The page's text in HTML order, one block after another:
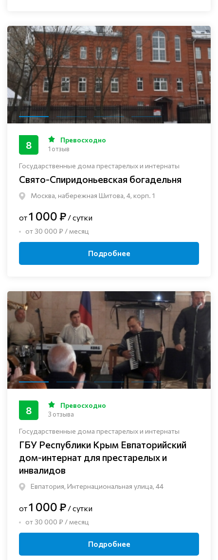
Государственные дома престарелых и интернаты
Свято-Спиридоньевская богадельня
Москва, набережная Шитова, 4, корп. 1
8 Превосходно
1 отзыв
от1 000 ₽ / сутки
от 30 000 ₽ / месяц
Подробнее
Государственные дома престарелых и интернаты
ГБУ Республики Крым Евпаторийский
дом-интернат для престарелых и
инвалидов
Евпатория, Интернациональная улица, 44
8 Превосходно
3 отзыва
от1 000 ₽ / сутки
от 30 000 ₽ / месяц
Подробнее